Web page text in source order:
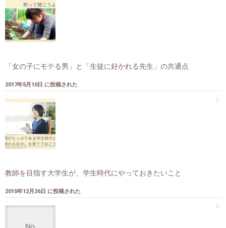
「女の子にモテる男」と「生徒に好かれる先生」の共通点
2017年5月10日 に投稿された
教師を目指す大学生が、学生時代にやっておきたいこと
2015年12月26日 に投稿された